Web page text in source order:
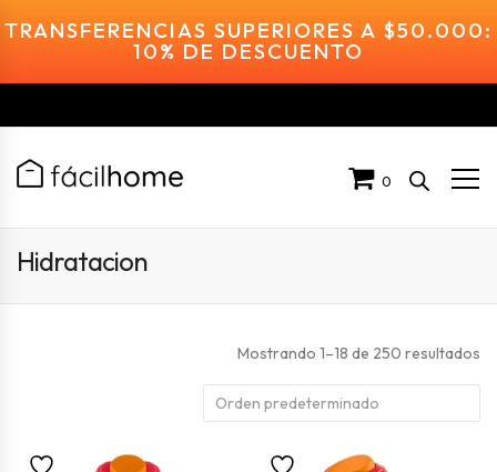
TRANSFERENCIAS SUPERIORES A $50.000:
10% DE DESCUENTO
0
Hidratacion
Mostrando 1–18 de 250 resultados